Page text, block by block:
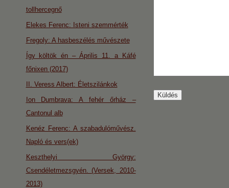
tollhercegnő
Elekes Ferenc: Isteni szemmérték
Fregoly: A hasbeszélés művészete
Így költök én – Április 11. a Káfé
főnixen (2017)
II. Veress Albert: Életszilánkok
Ion Dumbrava: A fehér őrház –
Cantonul alb
Kenéz Ferenc: A szabadulóművész.
Napló és vers(ek)
Keszthelyi György:
Csendéletmezsgyén. (Versek, 2010-
2013)